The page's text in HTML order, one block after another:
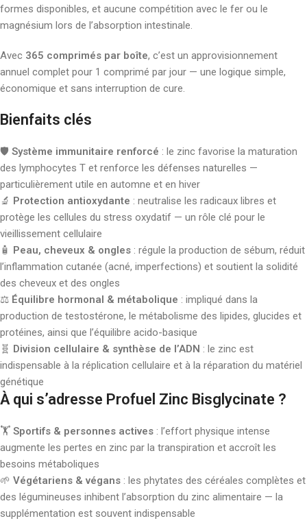
formes disponibles, et aucune compétition avec le fer ou le
magnésium lors de l’absorption intestinale.
Avec 365 comprimés par boîte, c’est un approvisionnement
annuel complet pour 1 comprimé par jour — une logique simple,
économique et sans interruption de cure.
Bienfaits clés
🛡️ Système immunitaire renforcé : le zinc favorise la maturation
des lymphocytes T et renforce les défenses naturelles —
particulièrement utile en automne et en hiver
🔬 Protection antioxydante : neutralise les radicaux libres et
protège les cellules du stress oxydatif — un rôle clé pour le
vieillissement cellulaire
🧴
Peau, cheveux & ongles : régule la production de sébum, réduit
l’inflammation cutanée (acné, imperfections) et soutient la solidité
des cheveux et des ongles
⚖️ Équilibre hormonal & métabolique : impliqué dans la
production de testostérone, le métabolisme des lipides, glucides et
protéines, ainsi que l’équilibre acido-basique
🧬 Division cellulaire & synthèse de l’ADN : le zinc est
indispensable à la réplication cellulaire et à la réparation du matériel
génétique
À qui s’adresse Profuel Zinc Bisglycinate ?
🏋️ Sportifs & personnes actives : l’effort physique intense
augmente les pertes en zinc par la transpiration et accroît les
besoins métaboliques
🌱 Végétariens & végans : les phytates des céréales complètes et
des légumineuses inhibent l’absorption du zinc alimentaire — la
supplémentation est souvent indispensable